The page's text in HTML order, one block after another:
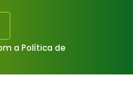
a Política de